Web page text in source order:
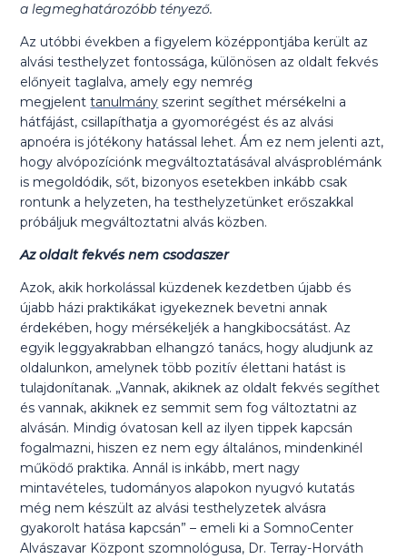
a legmeghatározóbb tényező.
Az utóbbi években a figyelem középpontjába került az
alvási testhelyzet fontossága, különösen az oldalt fekvés
előnyeit taglalva, amely egy nemrég
megjelenttanulmány szerint segíthet mérsékelni a
hátfájást, csillapíthatja a gyomorégést és az alvási
apnoéra is jótékony hatással lehet. Ám ez nem jelenti azt,
hogy alvópozíciónk megváltoztatásával alvásproblémánk
is megoldódik, sőt, bizonyos esetekben inkább csak
rontunk a helyzeten, ha testhelyzetünket erőszakkal
próbáljuk megváltoztatni alvás közben.
Az oldalt fekvés nem csodaszer
Azok, akik horkolással küzdenek kezdetben újabb és
újabb házi praktikákat igyekeznek bevetni annak
érdekében, hogy mérsékeljék a hangkibocsátást. Az
egyik leggyakrabban elhangzó tanács, hogy aludjunk az
oldalunkon, amelynek több pozitív élettani hatást is
tulajdonítanak. „Vannak, akiknek az oldalt fekvés segíthet
és vannak, akiknek ez semmit sem fog változtatni az
alvásán. Mindig óvatosan kell az ilyen tippek kapcsán
fogalmazni, hiszen ez nem egy általános, mindenkinél
működő praktika. Annál is inkább, mert nagy
mintavételes, tudományos alapokon nyugvó kutatás
még nem készült az alvási testhelyzetek alvásra
gyakorolt hatása kapcsán” – emeli ki a SomnoCenter
Alvászavar Központ szomnológusa, Dr. Terray-Horváth